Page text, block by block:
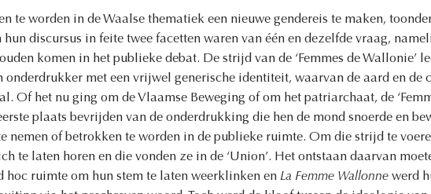
te worden in de Waalse thematiek een nieuwe gendereis te maken,
hun discursus in feite twee facetten waren van één en dezelfde vraag,
komen in het publieke debat. De strijd van de ‘Femmes de Wallonie’
onderdrukker met een vrijwel generische identiteit, waarvan de aard en de
Of het nu ging om de Vlaamse Beweging of om het patriarchaat, de
plaats bevrijden van de onderdrukking die hen de mond snoerde en
nemen of betrokken te worden in de publieke ruimte. Om die strijd te
te laten horen en die vonden ze in de ‘Union’. Het ontstaan daarvan
hoc ruimte om hun stem te laten weerklinken en La Femme Wallonne werd